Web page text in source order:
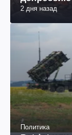
Политика
Россияне
депрессию
2 дня назад